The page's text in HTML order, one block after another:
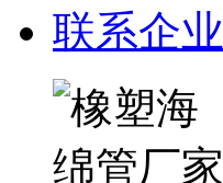
联系企业